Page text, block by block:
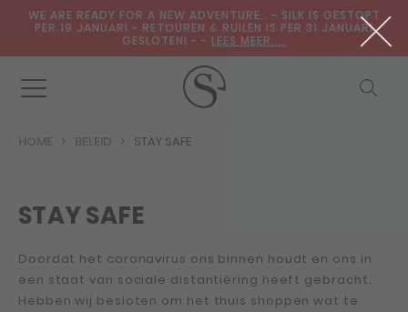
WE ARE READY FOR A NEW ADVENTURE.. - SILK IS GESTOPT
PER 19 JANUARI - RETOUREN & RUILEN IS PER 31 JANUARI
GESLOTENI - - LEES MEER....
HOME BELEID STAY SAFE
STAY SAFE
Doordat het coronavirus ons binnen houdt en ons in
een staat van sociale distantiëring heeft gebracht.
Hebben wij besloten om het thuis shoppen wat te